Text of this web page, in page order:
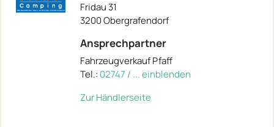
Fridau 31
3200 Obergrafendorf
Ansprechpartner
Fahrzeugverkauf Pfaff
Tel.: 02747 / ... einblenden
Zur Händlerseite